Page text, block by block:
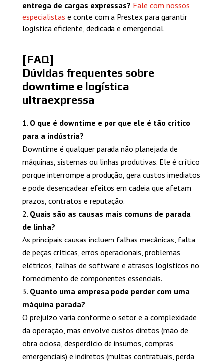
entrega de cargas expressas? Fale com nossos
especialistas e conte com a Prestex para garantir
logística eficiente, dedicada e emergencial.
[FAQ]
Dúvidas frequentes sobre
downtime e logística
ultraexpressa
O que é downtime e por que ele é tão crítico
para a indústria?
Downtime é qualquer parada não planejada de
máquinas, sistemas ou linhas produtivas. Ele é crítico
porque interrompe a produção, gera custos imediatos
e pode desencadear efeitos em cadeia que afetam
prazos, contratos e reputação.
Quais são as causas mais comuns de parada
de linha?
As principais causas incluem falhas mecânicas, falta
de peças críticas, erros operacionais, problemas
elétricos, falhas de software e atrasos logísticos no
fornecimento de componentes essenciais.
Quanto uma empresa pode perder com uma
máquina parada?
O prejuízo varia conforme o setor e a complexidade
da operação, mas envolve custos diretos (mão de
obra ociosa, desperdício de insumos, compras
emergenciais) e indiretos (multas contratuais, perda